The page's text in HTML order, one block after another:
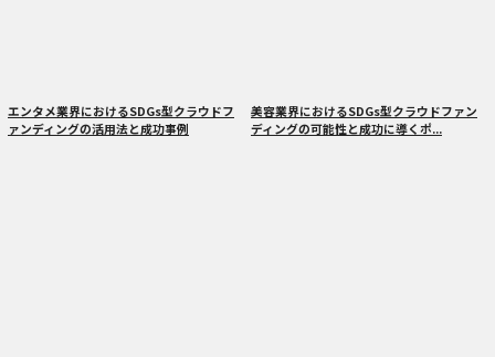
エンタメ業界におけるSDGs型クラウドフ
ァンディングの活用法と成功事例
美容業界におけるSDGs型クラウドファン
ディングの可能性と成功に導くポ...